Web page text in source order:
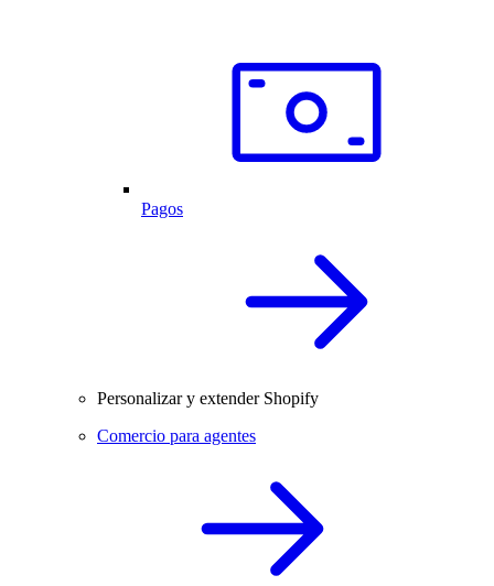
Pagos
Personalizar y extender Shopify
Comercio para agentes